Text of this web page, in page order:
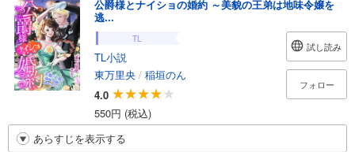
公爵様とナイショの婚約 ～美貌の王弟は地味令嬢を
逃...
TL
TL小説
東万里央 / 稲垣のん
4.0
550円 (税込)
試し読み
フォロー
あらすじを表示する